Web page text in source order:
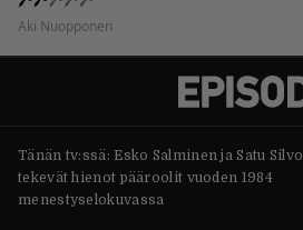
Aki Nuopponen
Tänän tv:ssä: Esko Salminen ja Satu Silvo
tekevät hienot pääroolit vuoden 1984
menestyselokuvassa